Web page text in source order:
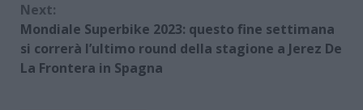
Next:
Mondiale Superbike 2023: questo fine settimana
si correrà l’ultimo round della stagione a Jerez De
La Frontera in Spagna